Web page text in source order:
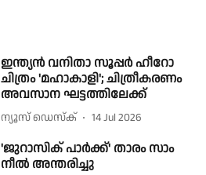
ഇന്ത്യൻ വനിതാ സൂപ്പർ ഹീറോ
ചിത്രം 'മഹാകാളി'; ചിത്രീകരണം
അവസാന ഘട്ടത്തിലേക്ക്
ന്യൂസ് ഡെസ്ക് 14 Jul 2026
'ജുറാസിക് പാർക്ക്' താരം സാം
നീൽ അന്തരിച്ചു